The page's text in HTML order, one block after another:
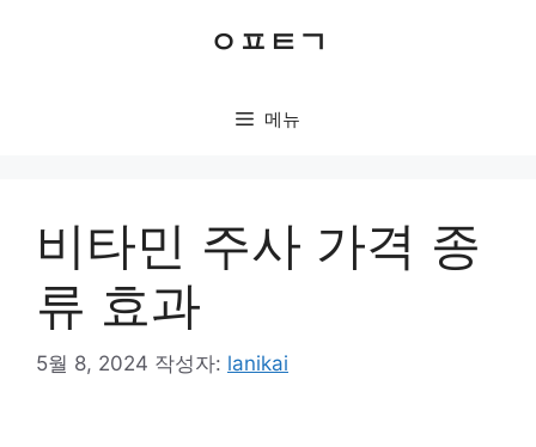
ㅇㅍㅌㄱ
메뉴
비타민 주사 가격 종
류 효과
5월 8, 2024 작성자: lanikai